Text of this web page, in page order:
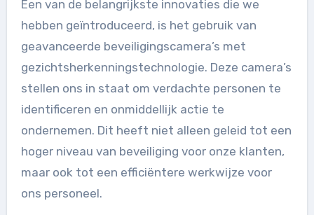
Een van de belangrijkste innovaties die we
hebben geïntroduceerd, is het gebruik van
geavanceerde beveiligingscamera’s met
gezichtsherkenningstechnologie. Deze camera’s
stellen ons in staat om verdachte personen te
identificeren en onmiddellijk actie te
ondernemen. Dit heeft niet alleen geleid tot een
hoger niveau van beveiliging voor onze klanten,
maar ook tot een efficiëntere werkwijze voor
ons personeel.